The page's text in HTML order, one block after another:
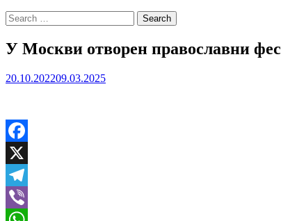
Search
for:
У Москви отворен православни
20.10.202209.03.2025
Facebook
X
Telegram